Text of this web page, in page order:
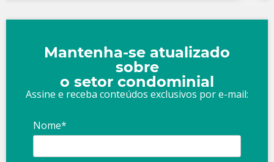
Mantenha-se atualizado
sobre
o setor condominial
Assine e receba conteúdos exclusivos por e-mail:
Nome*